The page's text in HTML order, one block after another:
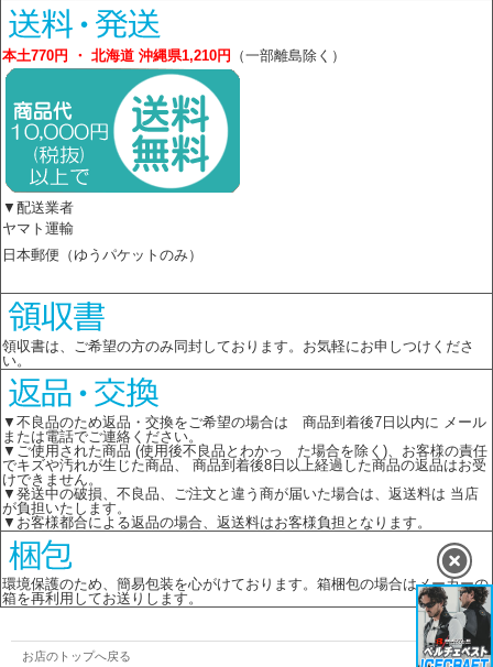
本土770円 ・ 北海道 沖縄県1,210円 （一部離島除く）
▼配送業者
ヤマト運輸
日本郵便（ゆうパケットのみ）
領収書は、ご希望の方のみ同封しております。お気軽にお申しつけくださ
い。
▼不良品のため返品・交換をご希望の場合は 商品到着後7日以内に メール
または電話でご連絡ください。
▼ご使用された商品 (使用後不良品とわかっ た場合を除く)、お客様の責任
でキズや汚れが生じた商品、 商品到着後8日以上経過した商品の返品はお受
けできません。
▼発送中の破損、不良品、ご注文と違う商が届いた場合は、返送料は 当店
が負担いたします。
▼お客様都合による返品の場合、返送料はお客様負担となります。
環境保護のため、簡易包装を心がけております。箱梱包の場合はメーカーの
箱を再利用してお送りします。
お店のトップへ戻る